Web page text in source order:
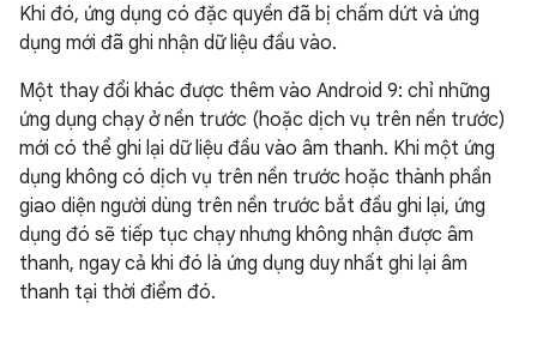
Khi đó, ứng dụng có đặc quyền đã bị chấm dứt và ứng
dụng mới đã ghi nhận dữ liệu đầu vào.
Một thay đổi khác được thêm vào Android 9: chỉ những
ứng dụng chạy ở nền trước (hoặc dịch vụ trên nền trước)
mới có thể ghi lại dữ liệu đầu vào âm thanh. Khi một ứng
dụng không có dịch vụ trên nền trước hoặc thành phần
giao diện người dùng trên nền trước bắt đầu ghi lại, ứng
dụng đó sẽ tiếp tục chạy nhưng không nhận được âm
thanh, ngay cả khi đó là ứng dụng duy nhất ghi lại âm
thanh tại thời điểm đó.